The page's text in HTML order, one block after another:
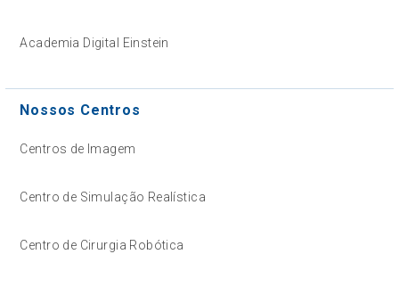
Academia Digital Einstein
Nossos Centros
Centros de Imagem
Centro de Simulação Realística
Centro de Cirurgia Robótica